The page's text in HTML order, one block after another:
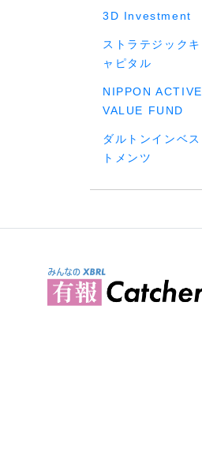
3D Investment
ストラテジックキ
ャピタル
NIPPON ACTIVE
VALUE FUND
ダルトンインベス
トメンツ